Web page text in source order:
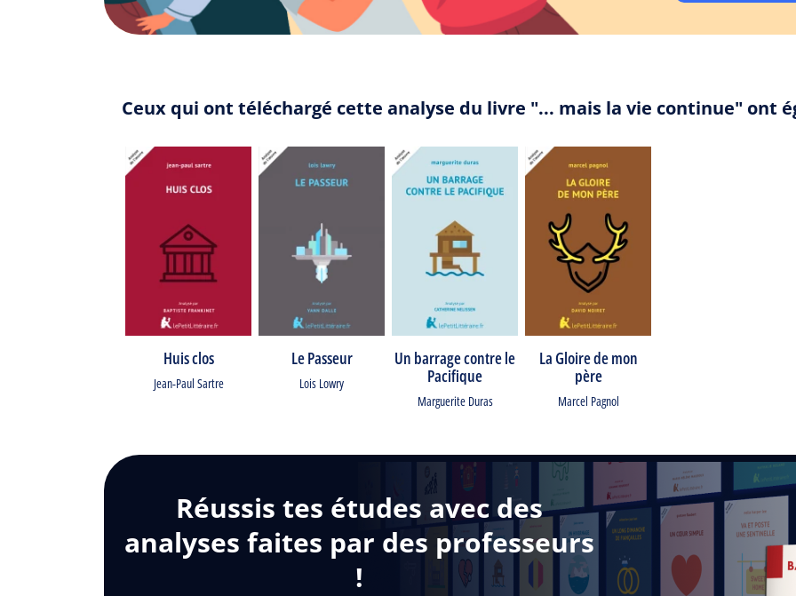
Ceux qui ont téléchargé cette analyse du livre "... mais la vie continue" ont
Huis clos
Jean-Paul Sartre
Le Passeur
Lois Lowry
Un barrage contre le
Pacifique
Marguerite Duras
La Gloire de mon
père
Marcel Pagnol
Réussis tes études avec des
analyses faites par des professeurs
!